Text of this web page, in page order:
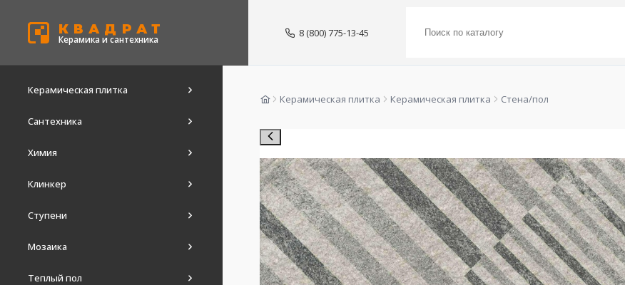
КВАДРАТ
Керамика и сантехника
8 (800) 775-13-45
Керамическая плитка
Сантехника
Химия
Клинкер
Ступени
Мозаика
Теплый пол
Керамическая плитка Керамическая плитка Стена/пол